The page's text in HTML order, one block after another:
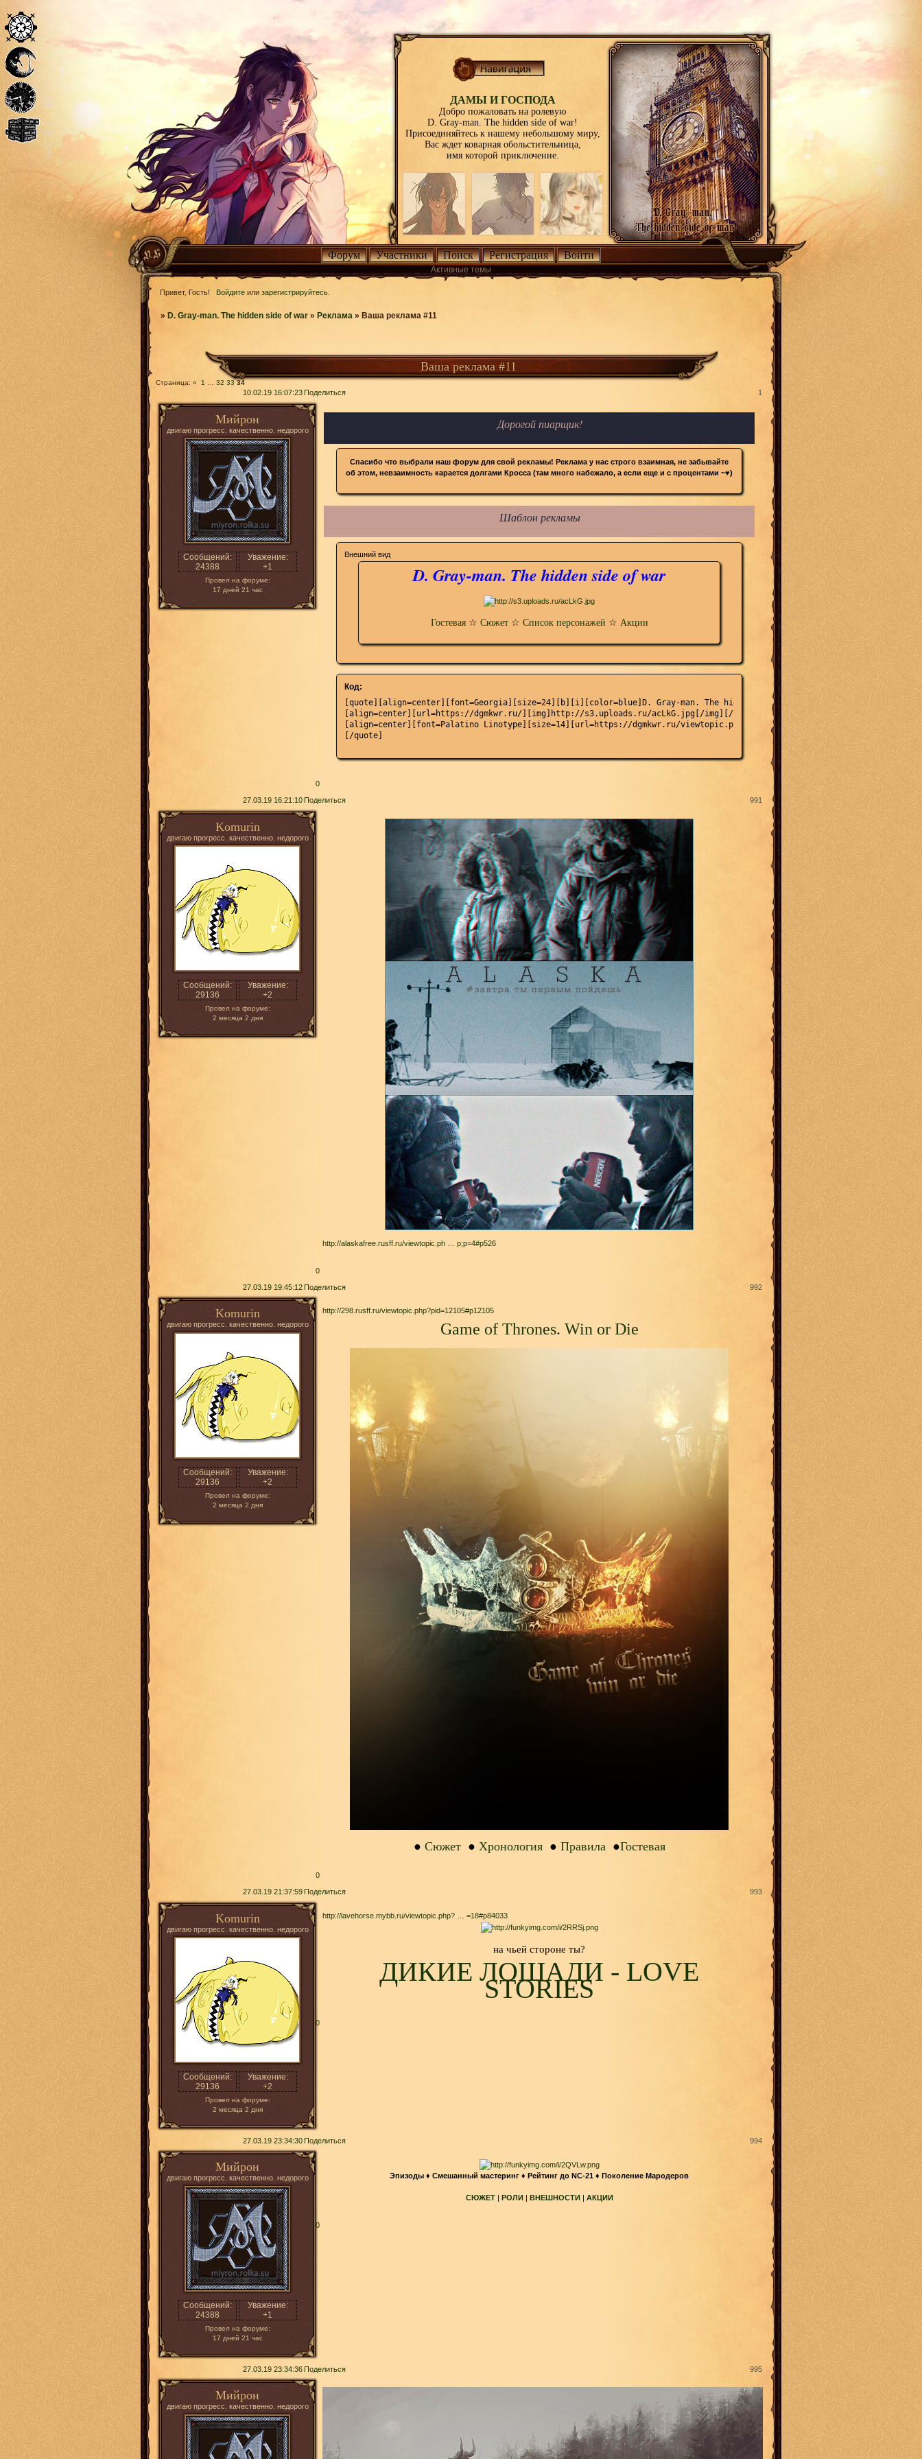
ДАМЫ И ГОСПОДА
Добро пожаловать на ролевую
D. Gray-man. The hidden side of war!
Присоединяйтесь к нашему небольшому миру,
Вас ждет коварная обольстительница,
имя которой приключение.
Форум Участники Поиск Регистрация Войти
Активные темы
Привет, Гость! Войдитеили зарегистрируйтесь.
»D. Gray-man. The hidden side of war »Реклама »Ваша реклама #11
Ваша реклама #11
Страница: « 1 32 33 34
Поделиться 1
10.02.19 16:07:23
Мийрон
двигаю прогресс. качественно. недорого
Сообщений:
24388
Уважение:
+1
Провел на форуме:
17 дней 21 час
Дорогой пиарщик!
Спасибо что выбрали наш форум для свой рекламы! Реклама у нас строго взаимная, не забывайте
об этом, невзаимность карается долгами Кросса (там много набежало, а если еще и с процентами ~♥)
Шаблон рекламы
Внешний вид
D. Gray-man. The hidden side of war
Гостевая☆ Сюжет☆ Список персонажей ☆ Акции
Код:
[quote][align=center][font=Georgia][size=24][b][i][color=blue]D. Gray-man. The hidden side of war[/color][/i][/b][/
[align=center][url=https://dgmkwr.ru/][img]http://s3.uploads.ru/acLkG.jpg[/img][/url][/align]
[align=center][font=Palatino Linotype][size=14][url=https://dgmkwr.ru/viewtopic.php?id=4#p4]Гостевая[/url] ☆
[/quote]
0
Поделиться
991
27.03.19 16:21:10
Komurin
двигаю прогресс. качественно. недорого
Сообщений:
29136
Уважение:
+2
Провел на форуме:
2 месяца 2 дня
http://alaskafree.rusff.ru/viewtopic.ph … p;p=4#p526
0
Поделиться
992
27.03.19 19:45:12
Komurin
двигаю прогресс. качественно. недорого
Сообщений:
29136
Уважение:
+2
Провел на форуме:
2 месяца 2 дня
http://298.rusff.ru/viewtopic.php?pid=12105#p12105
Game of Thrones. Win or Die
● Сюжет● Хронология● Правила●Гостевая
0
Поделиться
993
27.03.19 21:37:59
Komurin
двигаю прогресс. качественно. недорого
Сообщений:
29136
Уважение:
+2
Провел на форуме:
2 месяца 2 дня
http://lavehorse.mybb.ru/viewtopic.php? … =18#p84033
на чьей стороне ты?
ДИКИЕ ЛОШАДИ - LOVE
STORIES
0
Поделиться 994
27.03.19 23:34:30
Мийрон
двигаю прогресс. качественно. недорого
Сообщений:
24388
Уважение:
+1
Провел на форуме:
17 дней 21 час
Эпизоды ♦ Смешанный мастеринг ♦ Рейтинг до NC-21 ♦ Поколение Мародеров
СЮЖЕТ| РОЛИ ВНЕШНОСТИ АКЦИИ
0
Поделиться 995
27.03.19 23:34:36
Мийрон
двигаю прогресс. качественно. недорого